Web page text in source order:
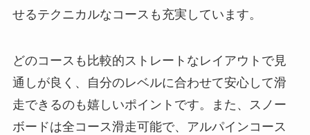
せるテクニカルなコースも充実しています。
どのコースも比較的ストレートなレイアウトで見
通しが良く、自分のレベルに合わせて安心して滑
走できるのも嬉しいポイントです。また、スノー
ボードは全コース滑走可能で、アルパインコース